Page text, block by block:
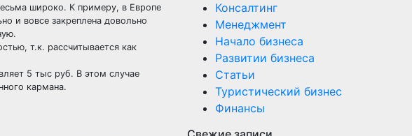
широко. К примеру, в Европе
и вовсе закреплена довольно
т.к. рассчитывается как
5 тыс руб. В этом случае
кармана.
Консалтинг
Менеджмент
Начало бизнеса
Развитии бизнеса
Статьи
Туристический бизнес
Финансы